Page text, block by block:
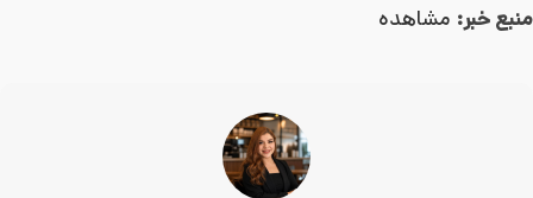
منبع خبر: مشاهده